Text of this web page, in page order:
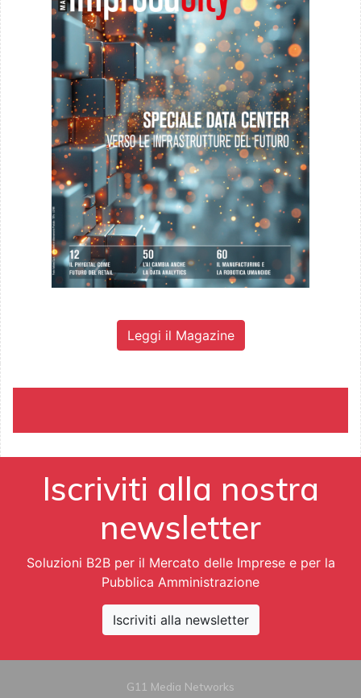
Leggi il Magazine
Iscriviti alla nostra
newsletter
Soluzioni B2B per il Mercato delle Imprese e per la
Pubblica Amministrazione
Iscriviti alla newsletter
G11 Media Networks